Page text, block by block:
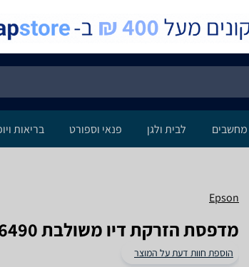
מחשבים לבית ולגן פנאי וספורט בריאות
Epson
‏מדפסת הזרקת דיו ‏משולבת Epson EcoTank L6490 אפסון
הוספת חוות דעת על המוצר